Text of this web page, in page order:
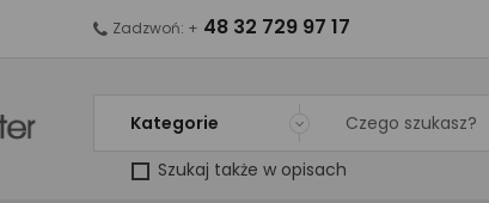
Kategorie
Szukaj także w opisach
Zadzwoń: + 48 32 729 97 17